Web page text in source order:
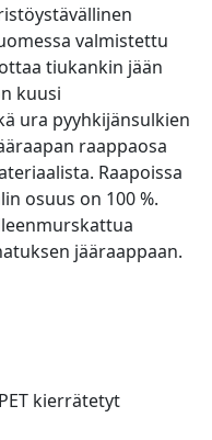
valmistettu
tiukankin jään
kuusi
ura pyyhkijänsulkien
raappaosa
Raapoissa
osuus on 100 %.
jääraappaan.
kierrätetyt